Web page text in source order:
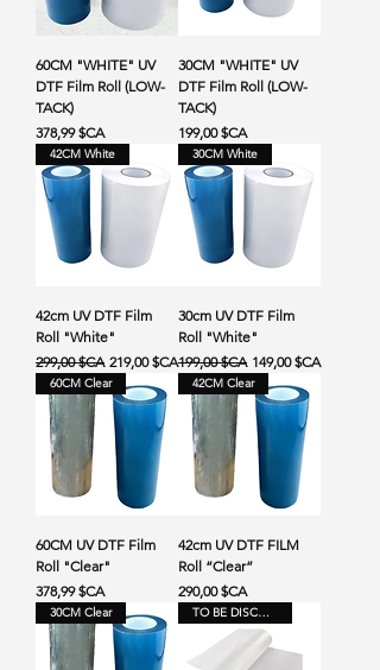
60CM "WHITE" UV
DTF Film Roll (LOW-
TACK)
Prix
378,99 $CA
30CM "WHITE" UV
DTF Film Roll (LOW-
TACK)
Prix
199,00 $CA
42CM White
42cm UV DTF Film
Roll "White"
Prix original
299,00 $CA Prix promotionnel
219,00 $CA
30CM White
30cm UV DTF Film
Roll "White"
Prix original
199,00 $CA Prix promotionnel
149,00 $CA
60CM Clear
60CM UV DTF Film
Roll "Clear"
Prix
378,99 $CA
42CM Clear
42cm UV DTF FILM
Roll “Clear”
Prix
290,00 $CA
30CM Clear TO BE DISCONTINUED